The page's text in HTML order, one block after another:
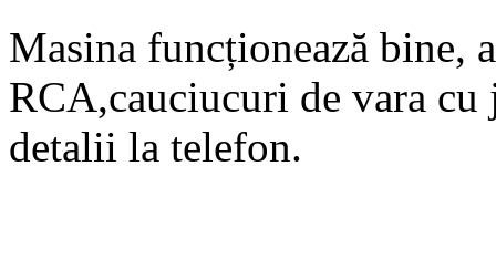
Masina funcționează bine,
RCA,cauciucuri de vara cu
detalii la telefon.